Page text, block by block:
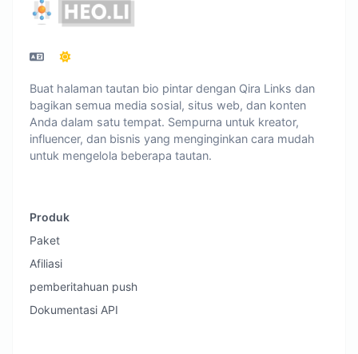
Buat halaman tautan bio pintar dengan Qira Links dan
bagikan semua media sosial, situs web, dan konten
Anda dalam satu tempat. Sempurna untuk kreator,
influencer, dan bisnis yang menginginkan cara mudah
untuk mengelola beberapa tautan.
Produk
Paket
Afiliasi
pemberitahuan push
Dokumentasi API